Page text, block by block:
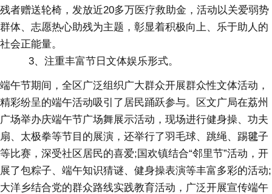
残者赠送轮椅，发放近20多万医疗救助金，活动以关爱弱势
群体、志愿热心助残为主题，彰显着积极向上、乐于助人的
社会正能量。
3、注重丰富节日文体娱乐形式。
端午节期间，全区广泛组织广大群众开展群众性文体活动，
精彩纷呈的端午活动吸引了居民踊跃参与。区文广局在荔州
广场举办庆端午节广场舞展示活动，现场进行健身操、功夫
扇、太极拳等节目的展演，还举行了羽毛球、跳绳、踢毽子
等比赛，深受社区居民的喜爱;国欢镇结合“邻里节”活动，开
展了包粽子、端午知识猜谜、健身操表演等丰富多彩的活动;
大洋乡结合党的群众路线实践教育活动，广泛开展宣传端午